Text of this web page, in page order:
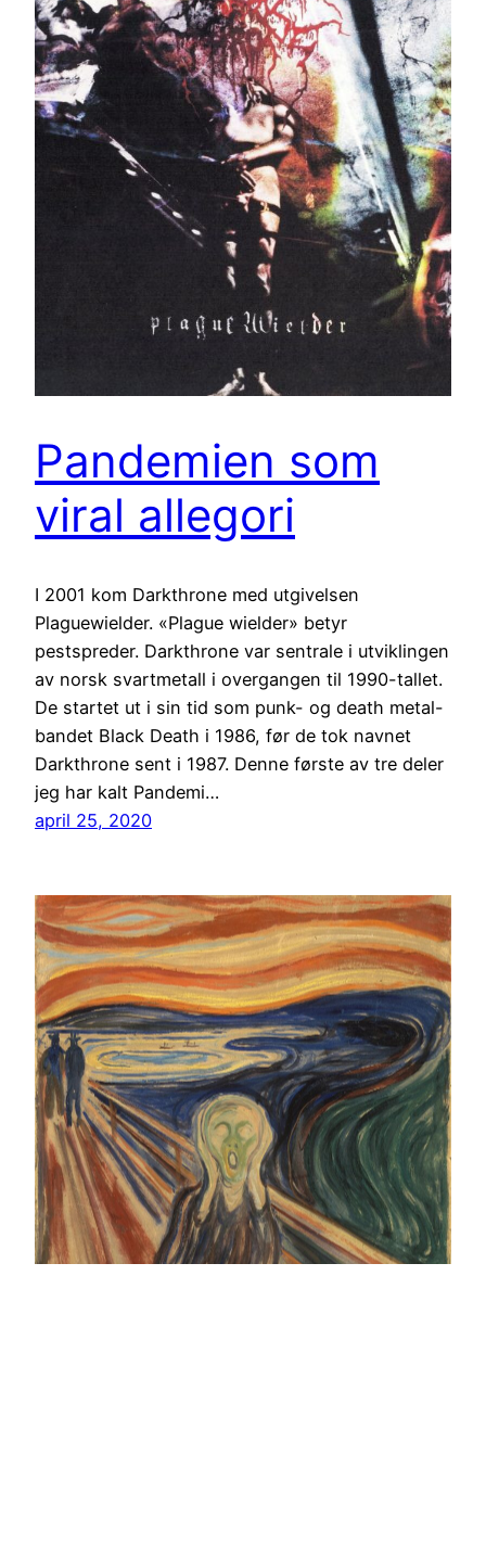
Pandemien som
viral allegori
I 2001 kom Darkthrone med utgivelsen
Plaguewielder. «Plague wielder» betyr
pestspreder. Darkthrone var sentrale i utviklingen
av norsk svartmetall i overgangen til 1990-tallet.
De startet ut i sin tid som punk- og death metal-
bandet Black Death i 1986, før de tok navnet
Darkthrone sent i 1987. Denne første av tre deler
jeg har kalt Pandemi…
april 25, 2020